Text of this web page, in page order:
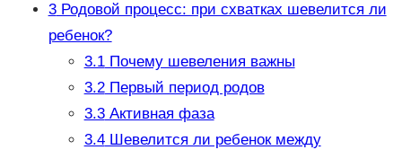
3Родовой процесс: при схватках шевелится ли
ребенок?
3.1Почему шевеления важны
3.2Первый период родов
3.3Активная фаза
3.4Шевелится ли ребенок между